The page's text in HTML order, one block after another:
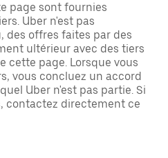
page sont fournies
Uber n'est pas
des offres faites par des
ultérieur avec des tiers
cette page. Lorsque vous
vous concluez un accord
Uber n'est pas partie. Si
contactez directement ce